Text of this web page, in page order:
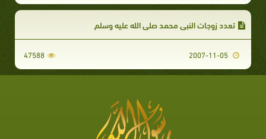
تعدد زوجات النبى محمد صلى الله عليه وسلم
47588